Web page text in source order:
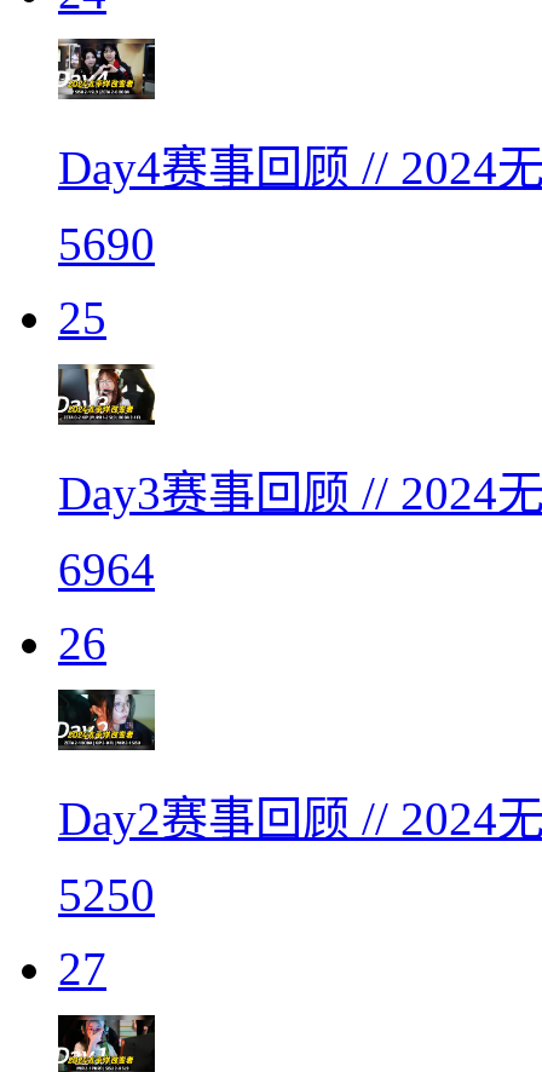
Day4赛事回顾 // 2024
5690
25
Day3赛事回顾 // 2024
6964
26
Day2赛事回顾 // 2024
5250
27